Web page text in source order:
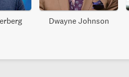
Dwayne Johnson